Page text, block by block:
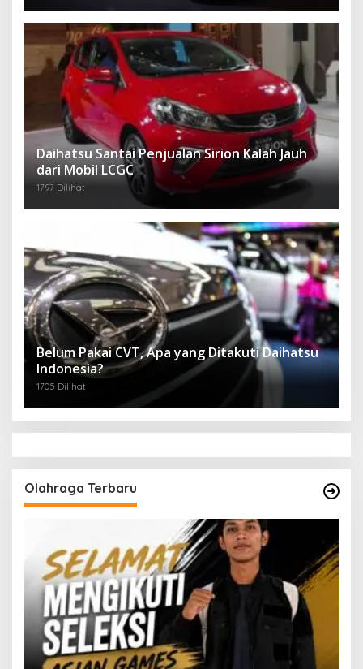
Daihatsu Santai Penjualan Sirion Kalah Jauh
dari Mobil LCGC
1797 Dilihat
Belum Pakai CVT, Apa yang Ditakuti Daihatsu
Indonesia?
1705 Dilihat
Olahraga Terbaru